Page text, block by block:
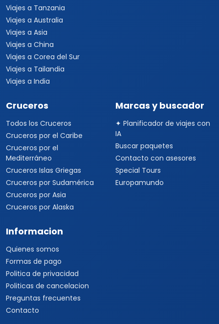
Viajes a Tanzania
Viajes a Australia
Viajes a Asia
Viajes a China
Viajes a Corea del Sur
Viajes a Tailandia
Viajes a India
Cruceros
Todos los Cruceros
Cruceros por el Caribe
Cruceros por el
Mediterráneo
Cruceros Islas Griegas
Cruceros por Sudamérica
Cruceros por Asia
Cruceros por Alaska
Marcas y buscador
✦ Planificador de viajes con
IA
Buscar paquetes
Contacto con asesores
Special Tours
Europamundo
Informacion
Quienes somos
Formas de pago
Politica de privacidad
Politicas de cancelacion
Preguntas frecuentes
Contacto